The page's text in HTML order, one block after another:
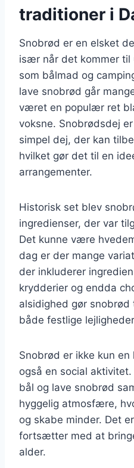
traditioner i
Snobrød er en elsket
især når det kommer til
som bålmad og
lave snobrød går
været en populær ret
voksne. Snobrødsdej
simpel dej, der kan
hvilket gør det til en
arrangementer.
Historisk set blev
ingredienser, der var
Det kunne være
dag er der mange
der inkluderer
krydderier og endda
alsidighed gør
både festlige
Snobrød er ikke kun
også en social
bål og lave snobrød
hyggelig atmosfære,
og skabe minder. Det
fortsætter med at
alder.